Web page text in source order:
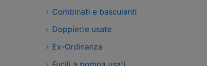
Combinati e basculanti
Doppiette usate
Ex-Ordinanza